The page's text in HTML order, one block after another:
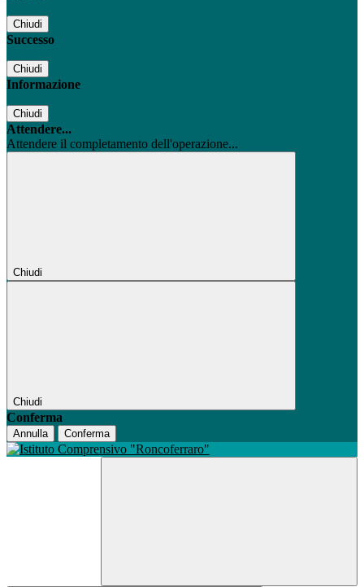
Chiudi
Successo
Chiudi
Informazione
Chiudi
Attendere...
Attendere il completamento dell'operazione...
Chiudi
Chiudi
Conferma
Annulla Conferma